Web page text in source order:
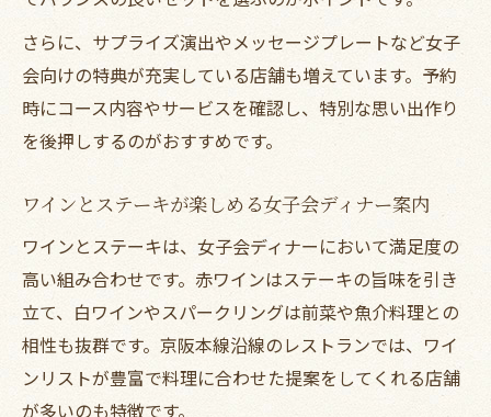
説
ワインに合う肉料理で女子会ディナーを華
やかに
おしゃれなディナー女子会におすすめの肉
料理
女子会ディナーを彩るおしゃれ空間の選び
方
ワインが映えるディナー空間の魅力を徹底
解説
肉料理とワインで楽しむ女子会ディナー体
験談
さらに、サプライズ演出やメッセージプレートなど女子
会向けの特典が充実している店舗も増えています。予約
時にコース内容やサービスを確認し、特別な思い出作り
を後押しするのがおすすめです。
ワインとステーキが楽しめる女子会ディナー案内
ワインとステーキは、女子会ディナーにおいて満足度の
高い組み合わせです。赤ワインはステーキの旨味を引き
立て、白ワインやスパークリングは前菜や魚介料理との
相性も抜群です。京阪本線沿線のレストランでは、ワイ
ンリストが豊富で料理に合わせた提案をしてくれる店舗
が多いのも特徴です。